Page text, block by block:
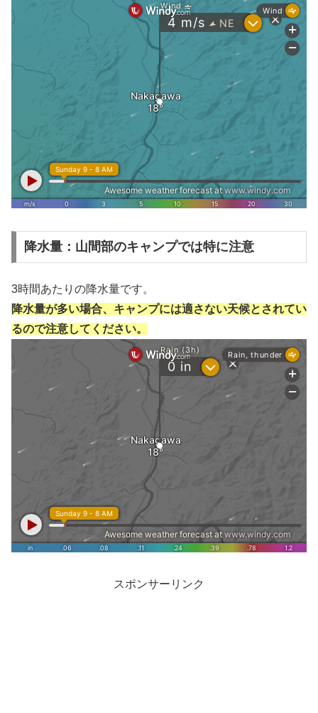
降水量：山間部のキャンプでは特に注意
3時間あたりの降水量です。
降水量が多い場合、キャンプには適さない天候とされてい
るので注意してください。
スポンサーリンク